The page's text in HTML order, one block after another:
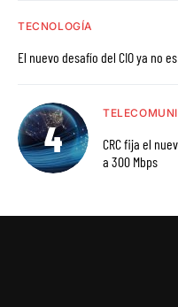
TECNOLOGÍA
El nuevo desafío del CIO ya no
CRC fija el
a 300 Mbps